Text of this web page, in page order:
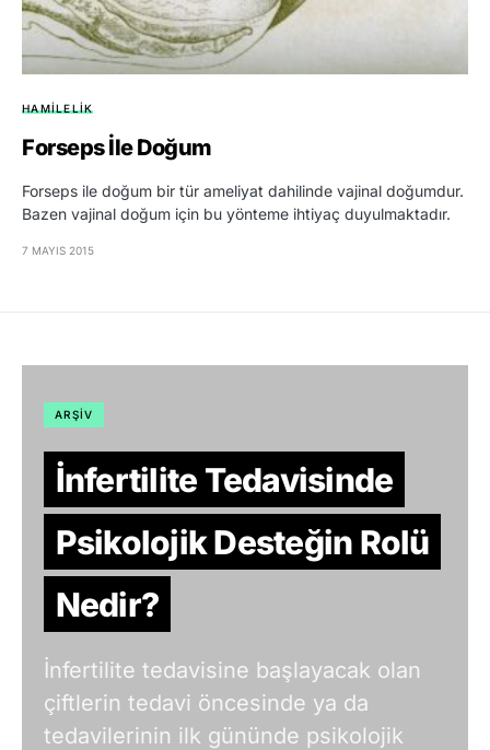
HAMILELIK
Forseps İle Doğum
Forseps ile doğum bir tür ameliyat dahilinde vajinal doğumdur.
Bazen vajinal doğum için bu yönteme ihtiyaç duyulmaktadır.
7 MAYIS 2015
ARŞIV
İnfertilite Tedavisinde
Psikolojik Desteğin Rolü
Nedir?
İnfertilite tedavisine başlayacak olan
çiftlerin tedavi öncesinde ya da
tedavilerinin ilk gününde psikolojik